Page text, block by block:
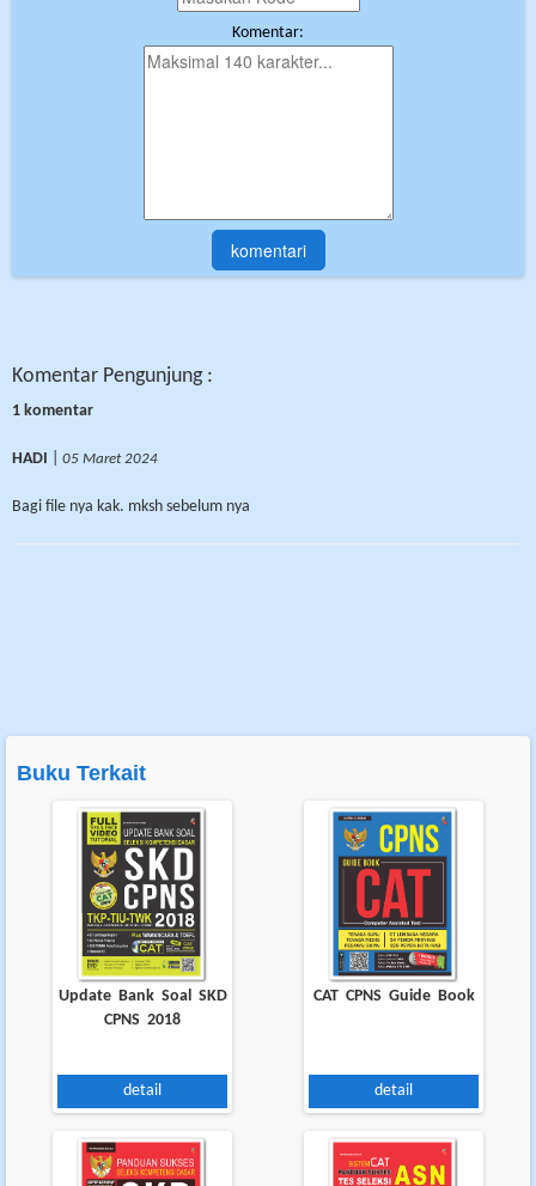
Komentar:
Komentar Pengunjung :
1 komentar
HADI 05 Maret 2024
Bagi file nya kak. mksh sebelum nya
Buku Terkait
Update Bank Soal SKD
CPNS 2018
detail
CAT CPNS Guide Book
detail